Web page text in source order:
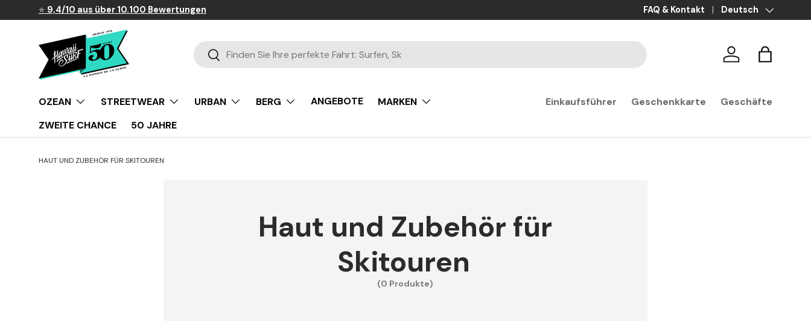
Direkt zum Inhalt
⭐ 9,4/10 aus über 10.100 Bewertungen Ratenzahlung in 3x, 4x und 10x ohne
FAQ & Kontakt Sprache
Deutsch
Suchen
Suchen Anmelden
OZEAN STREETWEAR URBAN BERG ANGEBOTE
MARKEN
ZWEITE CHANCE
50 JAHRE
Einkaufsführer Geschenkkarte Geschäfte
HAUT UND ZUBEHÖR FÜR SKITOUREN
Haut und Zubehör für
Skitouren
(0 Produkte)